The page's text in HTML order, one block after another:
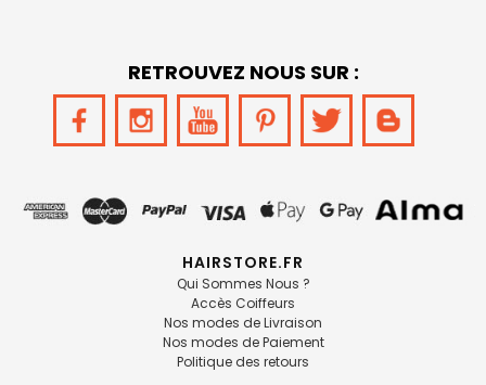
RETROUVEZ NOUS SUR :
HAIRSTORE.FR
Qui Sommes Nous ?
Accès Coiffeurs
Nos modes de Livraison
Nos modes de Paiement
Politique des retours